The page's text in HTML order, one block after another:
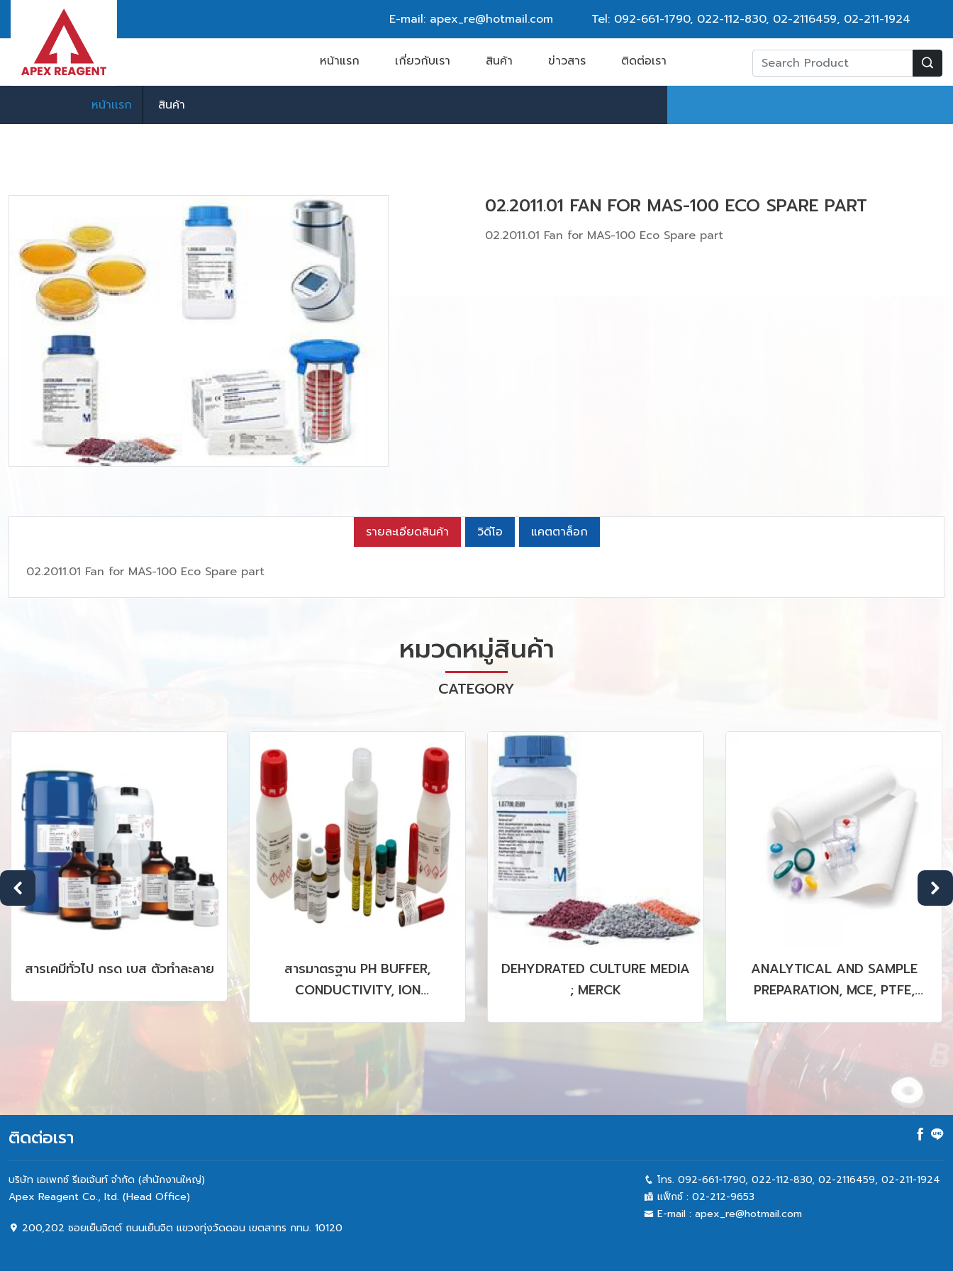
E-mail: apex_re@hotmail.com Tel: 092-661-1790, 022-112-830, 02-2116459, 02-211-1924
หน้าแรก เกี่ยวกับเรา สินค้า ข่าวสาร ติดต่อเรา
หน้าเเรก สินค้า
02.2011.01 FAN FOR MAS-100 ECO SPARE PART
02.2011.01 Fan for MAS-100 Eco Spare part
รายละเอียดสินค้า วิดีโอ แคตตาล็อก
02.2011.01 Fan for MAS-100 Eco Spare part
หมวดหมู่สินค้า
CATEGORY
สารเคมีทั่วไป กรด เบส ตัวทำละลาย
สารมาตรฐาน PH BUFFER,
CONDUCTIVITY, ION
AAS, ICP รวมถึง CRM, SRM
PRODUCTS
DEHYDRATED CULTURE MEDIA
; MERCK
ANALYTICAL AND SAMPLE
PREPARATION, MCE, PTFE,
NON STERILE)
ติดต่อเรา
บริษัท เอเพกซ์ รีเอเจ้นท์ จำกัด (สำนักงานใหญ่)
Apex Reagent Co., Itd. (Head Office)
200,202 ซอยเย็นจิตต์ ถนนเย็นจิต แขวงทุ่งวัดดอน เขตสาทร กทม. 10120
โทร. 092-661-1790, 022-112-830, 02-2116459, 02-211-1924
แฟ็กซ์ : 02-212-9653
E-mail : apex_re@hotmail.com